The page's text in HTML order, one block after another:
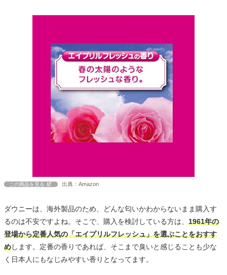
この商品を見る 出典：Amazon
ダウニーは、海外製品のため、どんな匂いかわからないまま購入す
るのは不安ですよね。そこで、購入を検討している方は、 1961年の
登場から定番人気の「エイプリルフレッシュ」を選ぶことをおすす
めします。定番の香りであれば、そこまで臭いと感じることも少な
く日本人にもなじみやすい香りとなってます。